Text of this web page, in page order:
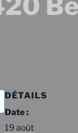
DÉTAILS
Date :
19 août